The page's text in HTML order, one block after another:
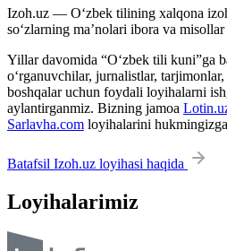
Izoh.uz — O‘zbek tilining xalqona
so‘zlarning ma’nolari ibora va
Yillar davomida “O‘zbek tili kuni”ga
o‘rganuvchilar, jurnalistlar,
boshqalar uchun foydali loyihalarni
aylantirganmiz. Bizning jamoa
Sarlavha.com loyihalarini
Batafsil Izoh.uz loyihasi haqida
Loyihalarimiz